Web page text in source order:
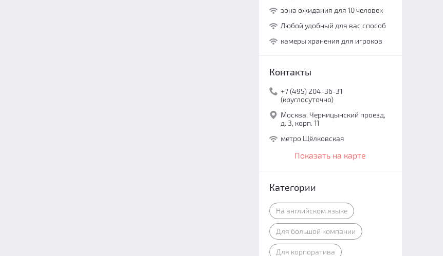
зона ожидания для 10 человек
Любой удобный для вас способ
камеры хранения для игроков
Контакты
+7 (495) 204-36-31
(круглосуточно)
Москва, Черницынский проезд,
д. 3, корп. 11
метро Щёлковская
Показать на карте
Категории
На английском языке
Для большой компании
Для корпоратива